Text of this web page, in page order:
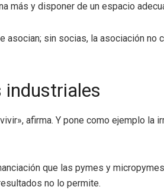
más y disponer de un espacio
sin socias, la asociación no
industriales
afirma. Y pone como ejemplo la
que las pymes y
no lo permite.